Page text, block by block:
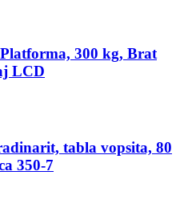
300 kg, Brat
LCD
tabla vopsita, 80
350-7